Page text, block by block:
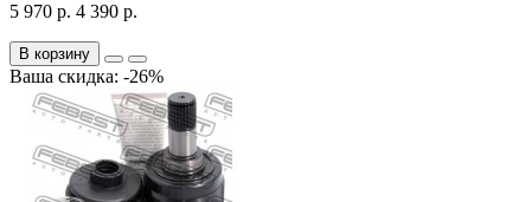
5 970 р. 4 390 р.
В корзину
Ваша скидка: -26%